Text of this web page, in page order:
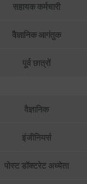
सहायक कर्मचारी
वैज्ञानिक आगंतुक
पूर्व छात्रों
वैज्ञानिक
इंजीनियर्स
पोस्ट डॉक्टरेट अध्येता